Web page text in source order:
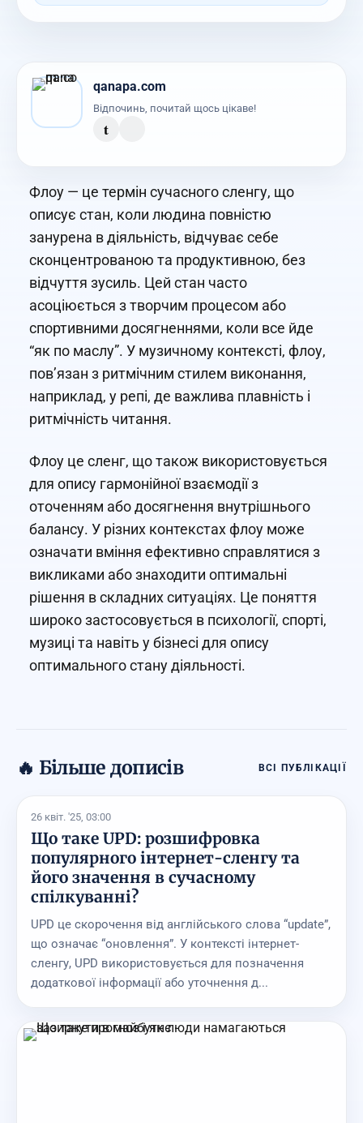
qanapa.com
Відпочинь, почитай щось цікаве!
t
Флоу — це термін сучасного сленгу, що
описує стан, коли людина повністю
занурена в діяльність, відчуває себе
сконцентрованою та продуктивною, без
відчуття зусиль. Цей стан часто
асоціюється з творчим процесом або
спортивними досягненнями, коли все йде
“як по маслу”. У музичному контексті, флоу,
пов’язан з ритмічним стилем виконання,
наприклад, у репі, де важлива плавність і
ритмічність читання.
Флоу це сленг, що також використовується
для опису гармонійної взаємодії з
оточенням або досягнення внутрішнього
балансу. У різних контекстах флоу може
означати вміння ефективно справлятися з
викликами або знаходити оптимальні
рішення в складних ситуаціях. Це поняття
широко застосовується в психології, спорті,
музиці та навіть у бізнесі для опису
оптимального стану діяльності.
🔥 Більше дописів ВСІ ПУБЛІКАЦІЇ
26 квіт. '25, 03:00
Що таке UPD: розшифровка
популярного інтернет-сленгу та
його значення в сучасному
спілкуванні?
UPD це скорочення від англійського слова “update”,
що означає “оновлення”. У контексті інтернет-
сленгу, UPD використовується для позначення
додаткової інформації або уточнення д...